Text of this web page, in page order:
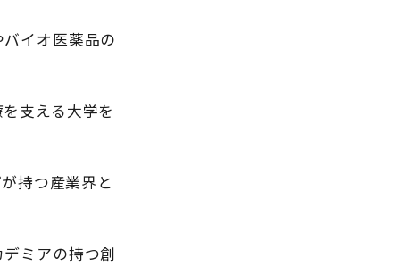
イオ医薬品の
支える大学を
持つ産業界と
ミアの持つ創